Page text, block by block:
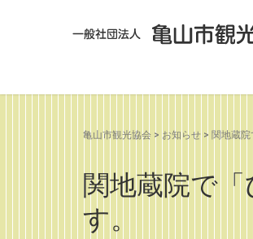
亀山市観光協会 > お知らせ > 関地蔵
関地蔵院で
す。